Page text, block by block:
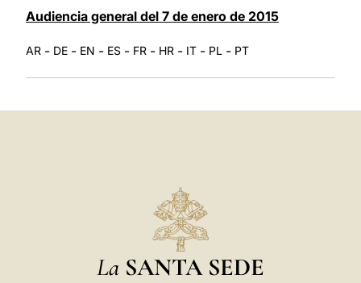
Audiencia general del 7 de enero de 2015
AR - DE - EN - ES - FR - HR - IT - PL - PT
La SANTA SEDE